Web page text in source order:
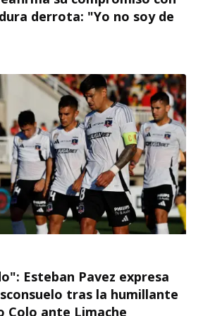
derrota: "Yo no soy de
Esteban Pavez expresa
tras la humillante
Colo ante Limache